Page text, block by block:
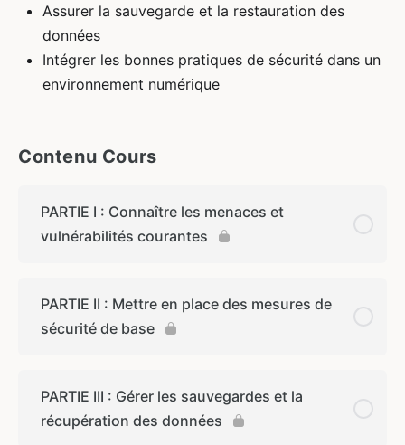
Assurer la sauvegarde et la restauration des
données
Intégrer les bonnes pratiques de sécurité dans un
environnement numérique
Contenu Cours
PARTIE I : Connaître les menaces et
vulnérabilités courantes
PARTIE II : Mettre en place des mesures de
sécurité de base
PARTIE III : Gérer les sauvegardes et la
récupération des données